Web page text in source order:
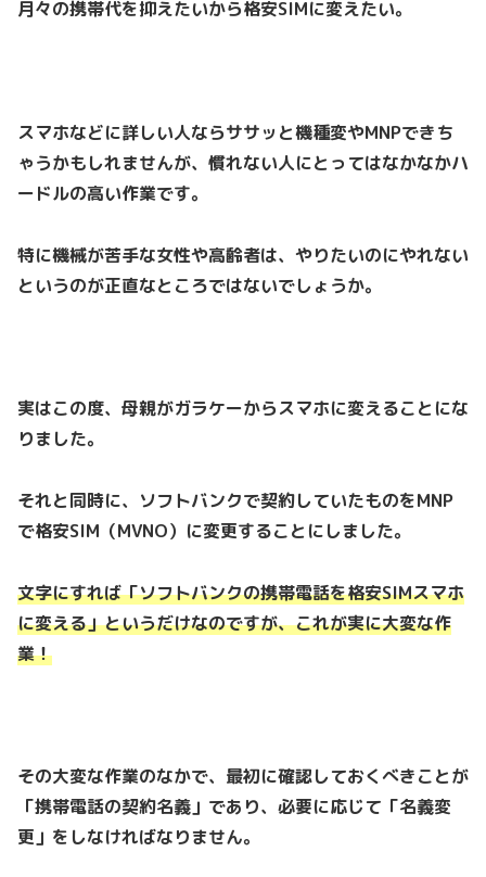
月々の携帯代を抑えたいから格安SIMに変えたい。
スマホなどに詳しい人ならササッと機種変やMNPできち
ゃうかもしれませんが、慣れない人にとってはなかなかハ
ードルの高い作業です。
特に機械が苦手な女性や高齢者は、やりたいのにやれない
というのが正直なところではないでしょうか。
実はこの度、母親がガラケーからスマホに変えることにな
りました。
それと同時に、ソフトバンクで契約していたものをMNP
で格安SIM（MVNO）に変更することにしました。
文字にすれば「ソフトバンクの携帯電話を格安SIMスマホ
に変える」というだけなのですが、これが実に大変な作
業！
その大変な作業のなかで、最初に確認しておくべきことが
「携帯電話の契約名義」であり、必要に応じて「名義変
更」をしなければなりません。